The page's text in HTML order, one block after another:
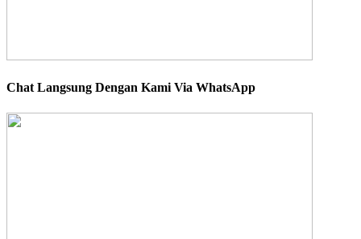
Chat Langsung Dengan Kami Via WhatsApp